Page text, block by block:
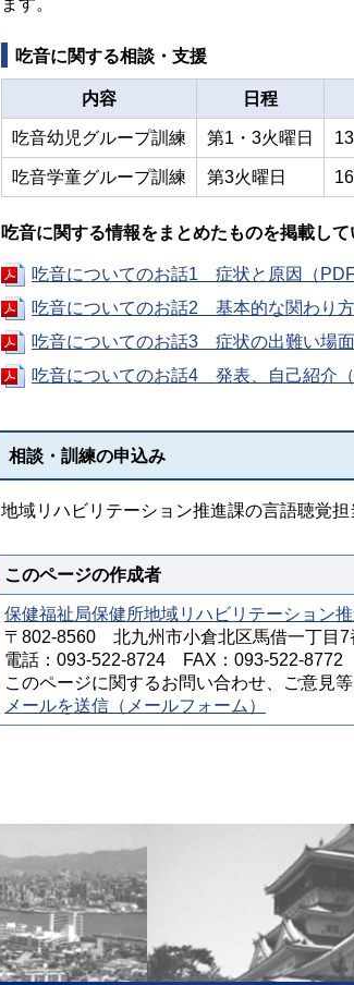
ます。
吃音に関する相談・支援
内容 日程
吃音幼児グループ訓練 第1・3火曜日
吃音学童グループ訓練 第3火曜日
吃音に関する情報をまとめたものを掲載して
吃音についてのお話1 症状と原因（PDF
吃音についてのお話2 基本的な関わり方
吃音についてのお話3 症状の出難い場面
吃音についてのお話4 発表、自己紹介（
相談・訓練の申込み
地域リハビリテーション推進課の言語聴覚担
このページの作成者
保健福祉局保健所地域リハビリテーション
〒802-8560 北九州市小倉北区馬借一丁目7
電話：093-522-8724 FAX：093-522-8772
このページに関するお問い合わせ、ご意見
メールを送信（メールフォーム）